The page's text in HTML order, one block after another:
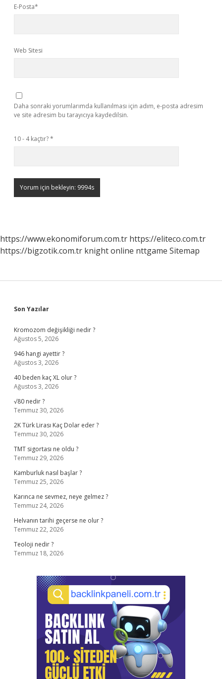
E-Posta*
Web Sitesi
Daha sonraki yorumlarımda kullanılması için adım, e-posta adresim
ve site adresim bu tarayıcıya kaydedilsin.
10 - 4 kaçtır?*
https://www.ekonomiforum.com.tr https://eliteco.com.tr
https://bigzotik.com.tr knight online nttgame Sitemap
Sidebar
Son Yazılar
Kromozom değişikliği nedir ?
Ağustos 5, 2026
946 hangi ayettir ?
Ağustos 3, 2026
40 beden kaç XL olur ?
Ağustos 3, 2026
√80 nedir ?
Temmuz 30, 2026
2K Türk Lirası Kaç Dolar eder ?
Temmuz 30, 2026
TMT sigortası ne oldu ?
Temmuz 29, 2026
Kamburluk nasıl başlar ?
Temmuz 25, 2026
Karınca ne sevmez, neye gelmez ?
Temmuz 24, 2026
Helvanın tarihi geçerse ne olur ?
Temmuz 22, 2026
Teoloji nedir ?
Temmuz 18, 2026